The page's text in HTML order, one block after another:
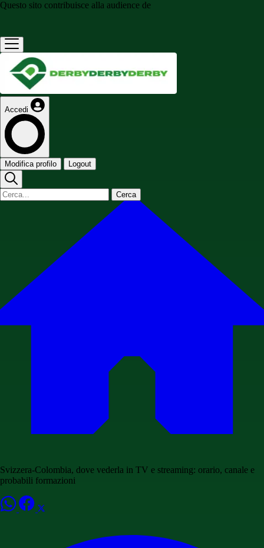
Questo sito contribuisce alla audience de
Accedi
Modifica profilo Logout
Cerca
Svizzera-Colombia, dove vederla in TV e streaming: orario, canale e
probabili formazioni